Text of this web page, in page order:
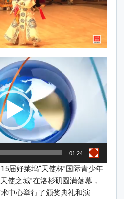
01:24
届好莱坞“天使杯”国际青少年
使之城”在洛杉矶圆满落幕，
中心举行了颁奖典礼和演